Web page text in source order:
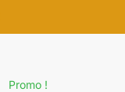
Promo !